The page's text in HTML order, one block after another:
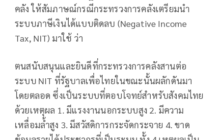
คลัง ให้สัมภาษณ์กรณีกระทรวงการคลังเตรียมนำ
ระบบภาษีเงินได้แบบติดลบ (Negative Income
Tax, NIT) มาใช้ ว่า
ตนสนับสนุนและยินดีที่กระทรวงการคลังสานต่อ
ระบบ NIT ที่รัฐบาลเพื่อไทยในขณะนั้นผลักดันมา
โดยตลอด ซึ่งเป็นระบบที่ตอบโจทย์สำหรับสังคมไทย
ด้วยเหตุผล 1. มีแรงงานนอกระบบสูง 2. มีความ
เหลื่อมล้ำสูง 3. มีสวัสดิการกระจัดกระจาย 4. ขาด